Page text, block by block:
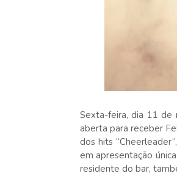
Sexta-feira, dia 11 de
aberta para receber
dos hits
em apresentação
residente do bar,